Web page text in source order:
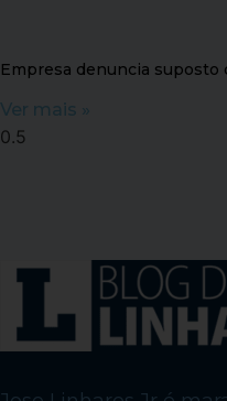
Empresa denuncia suposto
Ver mais »